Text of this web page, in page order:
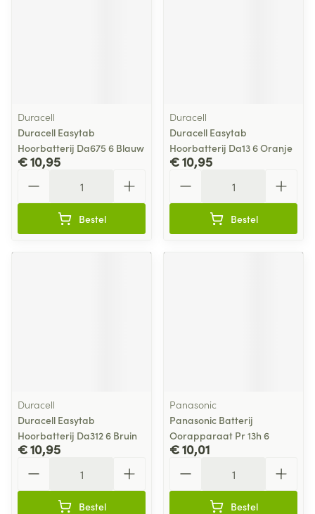
Duracell
Duracell Easytab
Hoorbatterij Da675 6 Blauw
€ 10,95
Bestel
Duracell
Duracell Easytab
Hoorbatterij Da13 6 Oranje
€ 10,95
Bestel
Duracell
Duracell Easytab
Hoorbatterij Da312 6 Bruin
€ 10,95
Bestel
Panasonic
Panasonic Batterij
Oorapparaat Pr 13h 6
€ 10,01
Bestel